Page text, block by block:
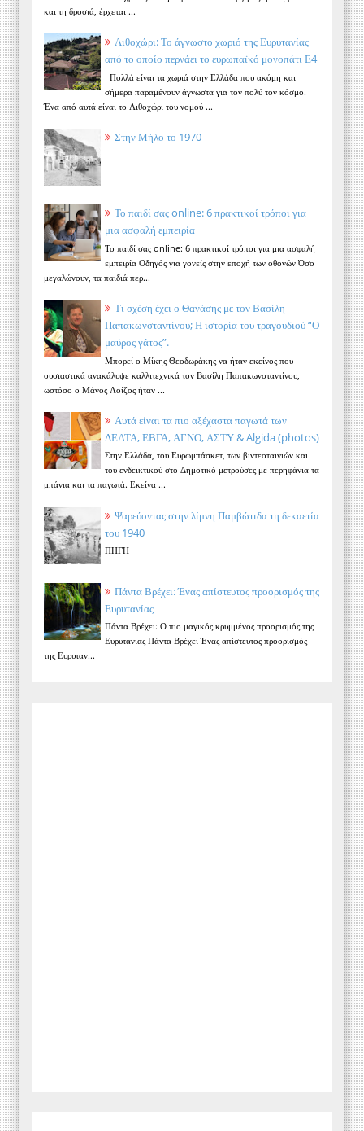
και τη δροσιά, έρχεται ...
Λιθοχώρι: Το άγνωστο χωριό της Ευρυτανίας
από το οποίο περνάει το ευρωπαϊκό μονοπάτι Ε4
Πολλά είναι τα χωριά στην Ελλάδα που ακόμη και
σήμερα παραμένουν άγνωστα για τον πολύ τον κόσμο.
Ένα από αυτά είναι το Λιθοχώρι του νομού ...
Στην Μήλο το 1970
Το παιδί σας online: 6 πρακτικοί τρόποι για
μια ασφαλή εμπειρία
Το παιδί σας online: 6 πρακτικοί τρόποι για μια ασφαλή
εμπειρία Οδηγός για γονείς στην εποχή των οθονών Όσο
μεγαλώνουν, τα παιδιά περ...
Τι σχέση έχει ο Θανάσης με τον Βασίλη
Παπακωνσταντίνου; Η ιστορία του τραγουδιού “Ο
μαύρος γάτος”.
Μπορεί ο Μίκης Θεοδωράκης να ήταν εκείνος που
ουσιαστικά ανακάλυψε καλλιτεχνικά τον Βασίλη Παπακωνσταντίνου,
ωστόσο ο Μάνος Λοΐζος ήταν ...
Αυτά είναι τα πιο αξέχαστα παγωτά των
ΔΕΛΤΑ, ΕΒΓΑ, ΑΓΝΟ, ΑΣΤΥ & Algida (photos)
Στην Ελλάδα, του Ευρωμπάσκετ, των βιντεοταινιών και
του ενδεικτικού στο Δημοτικό μετρούσες με περηφάνια τα
μπάνια και τα παγωτά. Εκείνα ...
Ψαρεύοντας στην λίμνη Παμβώτιδα τη δεκαετία
του 1940
ΠΗΓΗ
Πάντα Βρέχει: Ένας απίστευτος προορισμός της
Ευρυτανίας
Πάντα Βρέχει: Ο πιο μαγικός κρυμμένος προορισμός της
Ευρυτανίας Πάντα Βρέχει Ένας απίστευτος προορισμός
της Ευρυταν...